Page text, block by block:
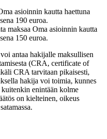
asioinnin kautta haettuna
190 euroa.
maksaa Oma asioinnin kautta
150 euroa.
antaa hakijalle maksullisen
(CRA, certificate of
CRA tarvitaan pikaisesti,
hakija voi toimia, kunnes
enintään kolme
on kielteinen, oikeus